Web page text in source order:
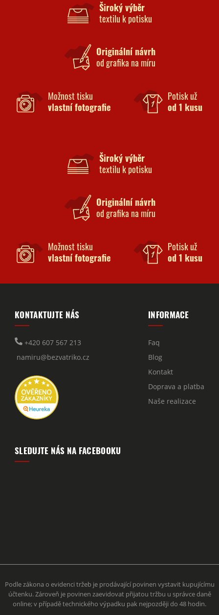
Široký výběr
textilu k potisku
Originální návrh
od grafika na míru
Možnost tisku
vlastní fotografie
Potisk už
od 1 kusu
Široký výběr
textilu k potisku
Originální návrh
od grafika na míru
Možnost tisku
vlastní fotografie
Potisk už
od 1 kusu
KONTAKTUJTE NÁS
+420 607 567 213
namiru@bezvatriko.cz
INFORMACE
Faq
Blog
Kontakt
Doprava a platba
Naše realizace
SLEDUJTE NÁS NA FACEBOOKU
Podle zákona o evidenci tržeb je prodávající povinen vystavit kupujícímu
účtenku. Zároveň je povinen zaevidovat přijatou tržbu u správce daně
online; v případě technického výpadku pak nejpozději do 48 hodin.